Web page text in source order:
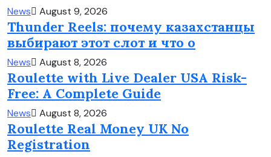
News August 9, 2026
Thunder Reels: почему казахстанцы
выбирают этот слот и что о
News August 8, 2026
Roulette with Live Dealer USA Risk-
Free: A Complete Guide
News August 8, 2026
Roulette Real Money UK No
Registration